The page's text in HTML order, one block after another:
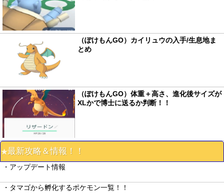
（ぽけもんGO）カイリュウの入手/生息地ま
とめ
（ぽけもんGO）体重＋高さ、進化後サイズが
XLかで博士に送るか判断！！
最新攻略＆情報！！
・アップデート情報
・タマゴから孵化するポケモン一覧！！